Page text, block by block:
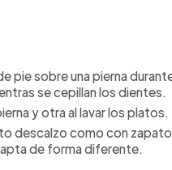
pie sobre una pierna
se cepillan los dientes.
y otra al lavar los platos.
descalzo como con
de forma diferente.